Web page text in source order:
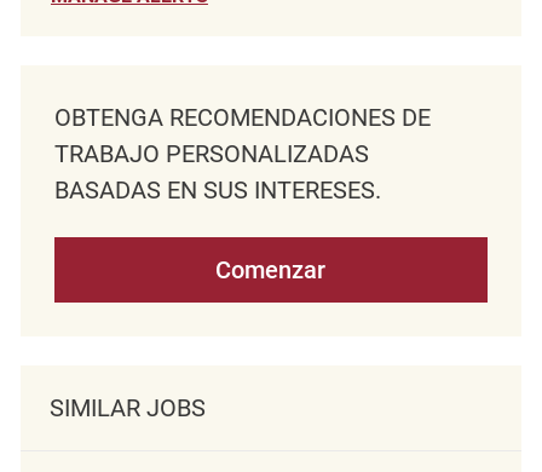
OBTENGA RECOMENDACIONES DE
TRABAJO PERSONALIZADAS
BASADAS EN SUS INTERESES.
Comenzar
SIMILAR JOBS